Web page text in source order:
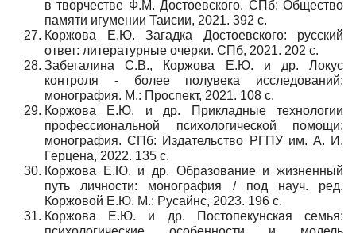
в творчестве Ф.М. Достоевского. СПб: Общество
памяти игумении Таисии, 2021. 392 с.
Коржова Е.Ю. Загадка Достоевского: русский
ответ: литературные очерки. СПб, 2021. 202 с.
Забегалина С.В., Коржова Е.Ю. и др. Локус
контроля - более полувека исследований:
монография. М.: Проспект, 2021. 108 с.
Коржова Е.Ю. и др. Прикладные технологии
профессиональной психологической помощи:
монография. СПб: Издательство РГПУ им. А. И.
Герцена, 2022. 135 с.
Коржова Е.Ю. и др. Образование и жизненный
путь личности: монография / под науч. ред.
Коржовой Е.Ю. М.: Русайнс, 2023. 196 с.
Коржова Е.Ю. и др. Постопекунская семья: